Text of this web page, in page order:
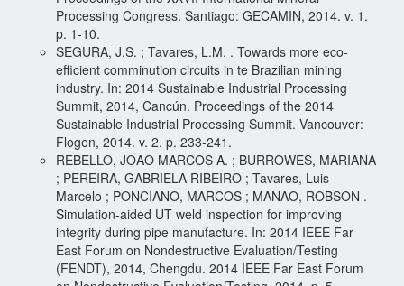
Processing Congress. Santiago: GECAMIN, 2014. v. 1.
p. 1-10.
SEGURA, J.S. ; Tavares, L.M. . Towards more eco-
efficient comminution circuits in te Brazilian mining
industry. In: 2014 Sustainable Industrial Processing
Summit, 2014, Cancún. Proceedings of the 2014
Sustainable Industrial Processing Summit. Vancouver:
Flogen, 2014. v. 2. p. 233-241.
REBELLO, JOAO MARCOS A. ; BURROWES, MARIANA
; PEREIRA, GABRIELA RIBEIRO ; Tavares, Luis
Marcelo ; PONCIANO, MARCOS ; MANAO, ROBSON .
Simulation-aided UT weld inspection for improving
integrity during pipe manufacture. In: 2014 IEEE Far
East Forum on Nondestructive Evaluation/Testing
(FENDT), 2014, Chengdu. 2014 IEEE Far East Forum